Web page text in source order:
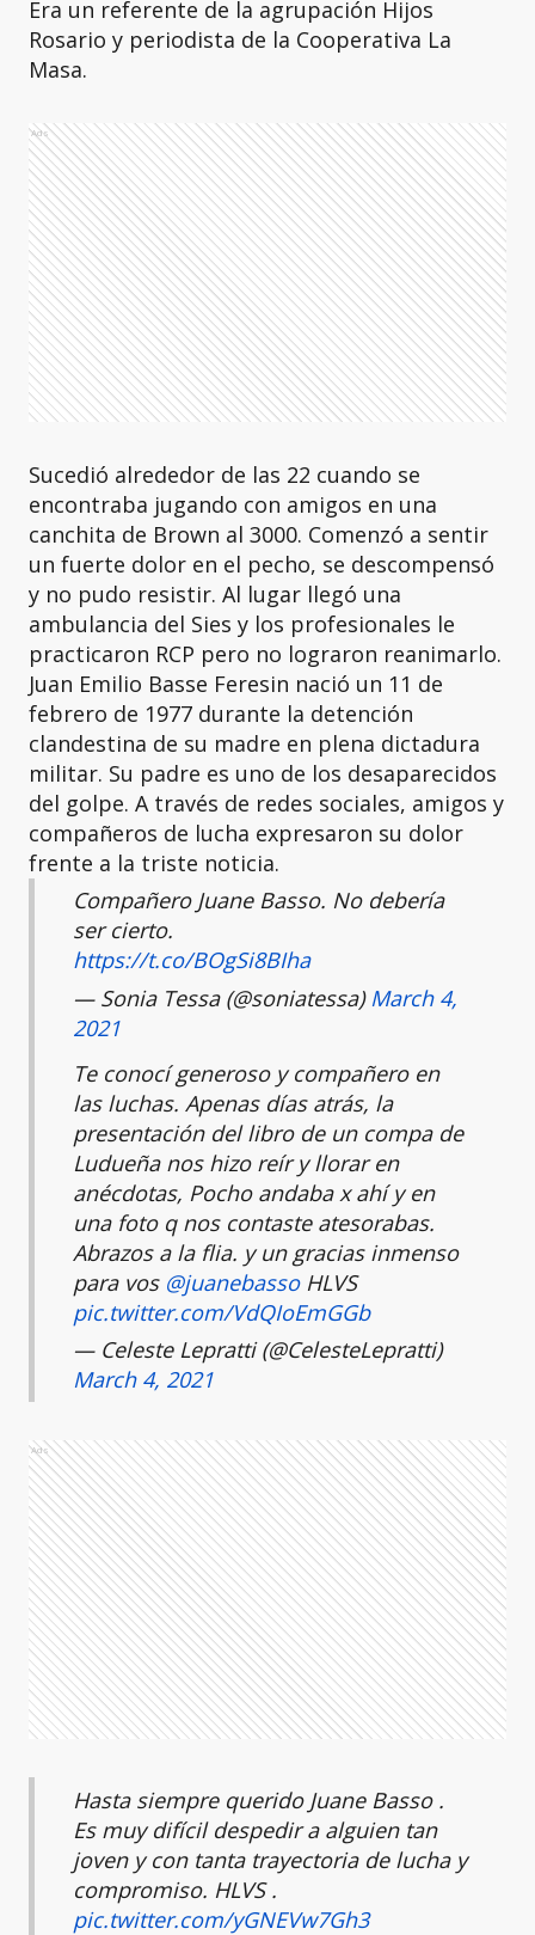
Era un referente de la agrupación Hijos
Rosario y periodista de la Cooperativa La
Masa.
Ads
Sucedió alrededor de las 22 cuando se
encontraba jugando con amigos en una
canchita de Brown al 3000. Comenzó a sentir
un fuerte dolor en el pecho, se descompensó
y no pudo resistir. Al lugar llegó una
ambulancia del Sies y los profesionales le
practicaron RCP pero no lograron reanimarlo.
Juan Emilio Basse Feresin nació un 11 de
febrero de 1977 durante la detención
clandestina de su madre en plena dictadura
militar. Su padre es uno de los desaparecidos
del golpe. A través de redes sociales, amigos y
compañeros de lucha expresaron su dolor
frente a la triste noticia.
Compañero Juane Basso. No debería
ser cierto.
https://t.co/BOgSi8BIha
— Sonia Tessa (@soniatessa) March 4,
2021
Te conocí generoso y compañero en
las luchas. Apenas días atrás, la
presentación del libro de un compa de
Ludueña nos hizo reír y llorar en
anécdotas, Pocho andaba x ahí y en
una foto q nos contaste atesorabas.
Abrazos a la flia. y un gracias inmenso
para vos @juanebassoHLVS
pic.twitter.com/VdQIoEmGGb
— Celeste Lepratti (@CelesteLepratti)
March 4, 2021
Ads
Hasta siempre querido Juane Basso .
Es muy difícil despedir a alguien tan
joven y con tanta trayectoria de lucha y
compromiso. HLVS .
pic.twitter.com/yGNEVw7Gh3